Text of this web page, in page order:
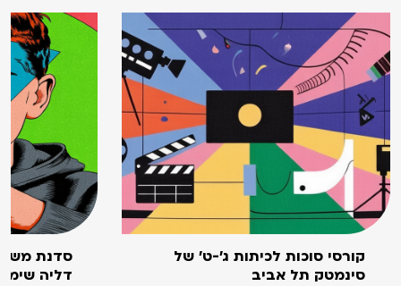
קורסי סוכות לכיתות ג'-ט' של
סינמטק תל אביב
סדנת
דליה